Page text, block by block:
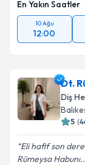
En Yakın Saatler
10 Ağu
12:00
Dt.
Diş
5 (
Eli hafif son
Rümeysa